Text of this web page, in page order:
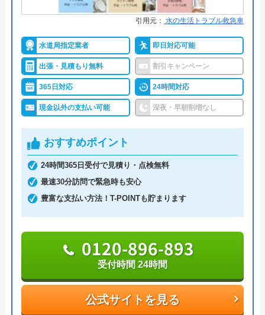
水道1番館がおすすめの理由
水道1番館は全国の水道トラブルに対応している業
者で、全国各所の最寄りの営業所から最短30分で現
場まで駆け付けてくれます。
施工対応時間は7:00～24:00までと幅広く、これ以外
で、緊急時のトラブルでも安心です。
見積もりは無料で実施しているので、お気軽にご依
頼ください。
公式サイトを見る
0120-191-084
受付時間 24時間受付可能
引用元： 水の生活トラブル救急車
水道局指定業者 即日対応可能
出張・見積もり無料 割引キャンペーン
365日対応 24時間対応
現金以外の支払い可能 深夜・早朝割増なし
おすすめポイント
24時間365日受付で見積り・点検無料
最速30分訪問で緊急時も安心
豊富な支払い方法！T-POINTも貯まります
公式サイトを見る
0120-896-893
受付時間 24時間